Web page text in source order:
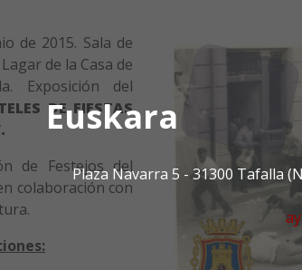
Euskara
Plaza Navarra 5 - 31300 Tafalla
de 2015. Sala de
de la Casa de
Exposición del
DE FIESTAS
de Festejos del
colaboración con